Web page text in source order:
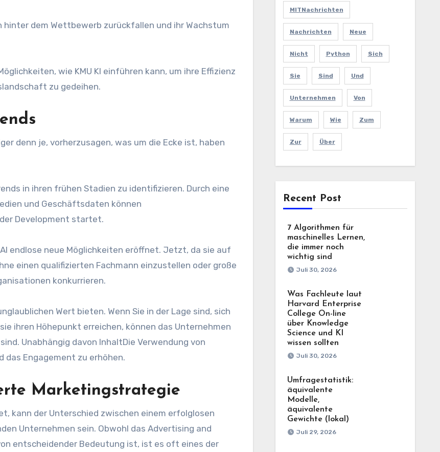
dem Wettbewerb zurückfallen und ihr Wachstum
wie KMU KI einführen kann, um ihre Effizienz
zu gedeihen.
denn je, vorherzusagen, was um die Ecke ist, haben
in ihren frühen Stadien zu identifizieren. Durch eine
und Geschäftsdaten können
Development startet.
endlose neue Möglichkeiten eröffnet. Jetzt, da sie auf
einen qualifizierten Fachmann einzustellen oder große
konkurrieren.
Wert bieten. Wenn Sie in der Lage sind, sich
ihren Höhepunkt erreichen, können das Unternehmen
Unabhängig davon InhaltDie Verwendung von
das Engagement zu erhöhen.
Marketingstrategie
kann der Unterschied zwischen einem erfolglosen
Unternehmen sein. Obwohl das Advertising and
entscheidender Bedeutung ist, ist es oft eines der
MITNachrichten
Nachrichten Neue
Nicht Python Sich
Sie Sind Und
Unternehmen Von
Warum Wie Zum
Zur Über
Recent Post
7 Algorithmen für
maschinelles Lernen,
die immer noch
wichtig sind
Juli 30, 2026
Was Fachleute laut
Harvard Enterprise
College On-line
über Knowledge
Science und KI
wissen sollten
Juli 30, 2026
Umfragestatistik:
äquivalente
Modelle,
äquivalente
Gewichte (lokal)
Juli 29, 2026